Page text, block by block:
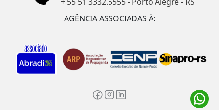
AGÊNCIA ASSOCIADAS À: